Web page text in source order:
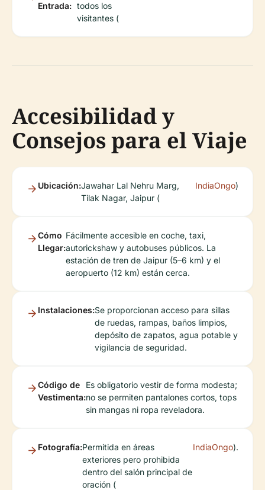
Entrada: todos los
visitantes (
Accesibilidad y
Consejos para el Viaje
Ubicación:Jawahar Lal Nehru Marg,
Tilak Nagar, Jaipur (
IndiaOngo)
Cómo
Llegar:
Fácilmente accesible en coche, taxi,
autorickshaw y autobuses públicos. La
estación de tren de Jaipur (5–6 km) y el
aeropuerto (12 km) están cerca.
Instalaciones:Se proporcionan acceso para sillas
de ruedas, rampas, baños limpios,
depósito de zapatos, agua potable y
vigilancia de seguridad.
Código de
Vestimenta:
Es obligatorio vestir de forma modesta;
no se permiten pantalones cortos, tops
sin mangas ni ropa reveladora.
Fotografía:Permitida en áreas
exteriores pero prohibida
dentro del salón principal de
oración (
IndiaOngo).